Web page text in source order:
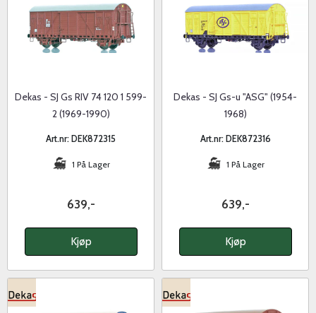
Dekas - SJ Gs RIV 74 120 1 599-
2 (1969-1990)
Art.nr: DEK872315
1 På Lager
639,-
Kjøp
Dekas - SJ Gs-u "ASG" (1954-
1968)
Art.nr: DEK872316
1 På Lager
639,-
Kjøp